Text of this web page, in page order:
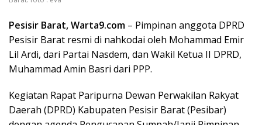
Pesisir Barat, Warta9.com – Pimpinan anggota DPRD
Pesisir Barat resmi di nahkodai oleh Mohammad Emir
Lil Ardi, dari Partai Nasdem, dan Wakil Ketua II DPRD,
Muhammad Amin Basri dari PPP.
Kegiatan Rapat Paripurna Dewan Perwakilan Rakyat
Daerah (DPRD) Kabupaten Pesisir Barat (Pesibar)